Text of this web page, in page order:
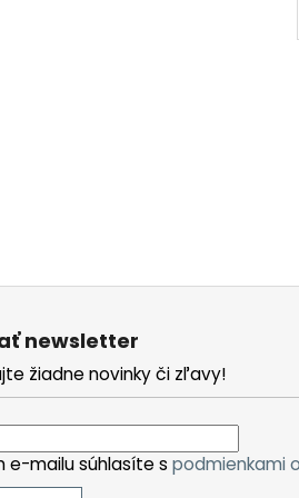
newsletter
žiadne novinky či zľavy!
e-mailu súhlasíte s podmienkami